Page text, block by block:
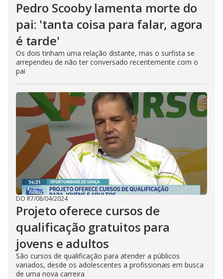
Pedro Scooby lamenta morte do
pai: 'tanta coisa para falar, agora
é tarde'
Os dois tinham uma relação distante, mas o surfista se
arrependeu de não ter conversado recentemente com o
pai
DO R7/08/04/2024
Projeto oferece cursos de
qualificação gratuitos para
jovens e adultos
São cursos de qualificação para atender a públicos
variados, desde os adolescentes a profissionais em busca
de uma nova carreira